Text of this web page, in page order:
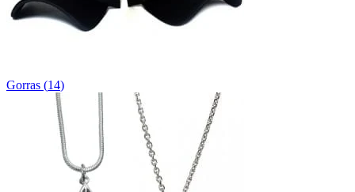
Gorras (14)